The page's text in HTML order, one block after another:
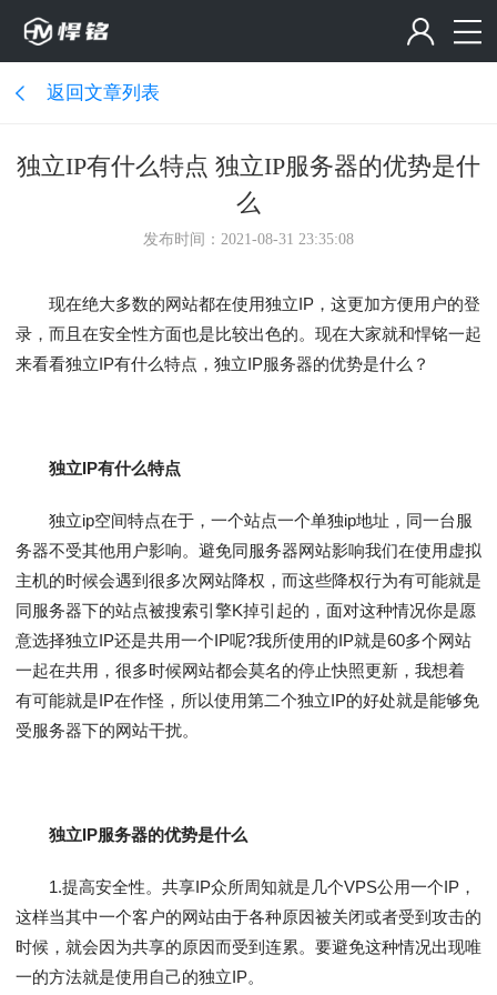
返回文章列表
独立IP有什么特点 独立IP服务器的优势是什
么
发布时间：2021-08-31 23:35:08
现在绝大多数的网站都在使用独立IP，这更加方便用户的登
录，而且在安全性方面也是比较出色的。现在大家就和悍铭一起
来看看独立IP有什么特点，独立IP服务器的优势是什么？
独立IP有什么特点
独立ip空间特点在于，一个站点一个单独ip地址，同一台服
务器不受其他用户影响。避免同服务器网站影响我们在使用虚拟
主机的时候会遇到很多次网站降权，而这些降权行为有可能就是
同服务器下的站点被搜索引擎K掉引起的，面对这种情况你是愿
意选择独立IP还是共用一个IP呢?我所使用的IP就是60多个网站
一起在共用，很多时候网站都会莫名的停止快照更新，我想着
有可能就是IP在作怪，所以使用第二个独立IP的好处就是能够免
受服务器下的网站干扰。
独立IP服务器的优势是什么
1.提高安全性。共享IP众所周知就是几个VPS公用一个IP，
这样当其中一个客户的网站由于各种原因被关闭或者受到攻击的
时候，就会因为共享的原因而受到连累。要避免这种情况出现唯
一的方法就是使用自己的独立IP。